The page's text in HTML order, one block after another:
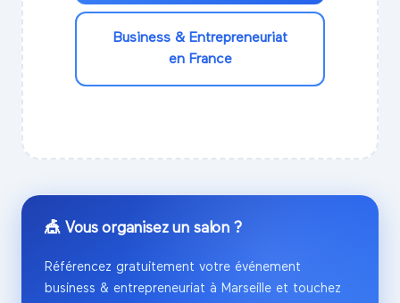
Business & Entrepreneuriat
en France
🎪 Vous organisez un salon ?
Référencez gratuitement votre événement
business & entrepreneuriat à Marseille et touchez